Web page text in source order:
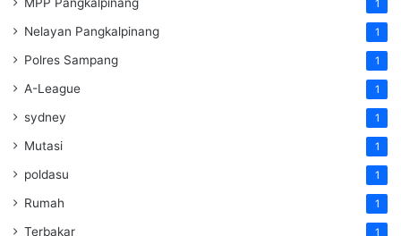
1
Nelayan Pangkalpinang 1
Polres Sampang 1
A-League 1
sydney 1
Mutasi 1
poldasu 1
Rumah 1
Terbakar 1